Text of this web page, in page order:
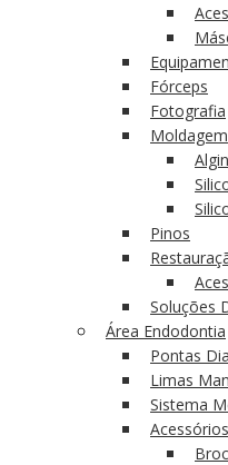
Fórceps
Fotografia
Moldagem
Pinos
Soluções
Área Endodontia
Pontas
Limas
Sistema
Acessórios